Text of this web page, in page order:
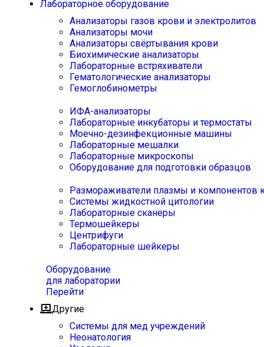
Лабораторное оборудование
Анализаторы газов крови и электролитов
Анализаторы мочи
Анализаторы свёртывания крови
Биохимические анализаторы
Лабораторные встряхиватели
Гематологические анализаторы
Гемоглобинометры
ИФА-анализаторы
Лабораторные инкубаторы и термостаты
Моечно-дезинфекционные машины
Лабораторные мешалки
Лабораторные микроскопы
Оборудование для подготовки образцов
Размораживатели плазмы и компонентов
Системы жидкостной цитологии
Лабораторные сканеры
Термошейкеры
Центрифуги
Лабораторные шейкеры
Оборудование
для лаборатории
Перейти
Другие
Системы для мед учреждений
Неонатология